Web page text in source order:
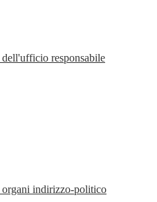
responsabile
indirizzo-politico